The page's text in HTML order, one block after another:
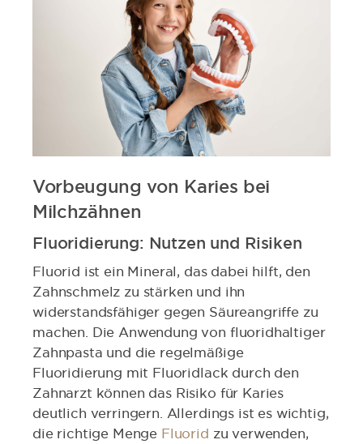
Vorbeugung von Karies bei
Milchzähnen
Fluoridierung: Nutzen und Risiken
Fluorid ist ein Mineral, das dabei hilft, den
Zahnschmelz zu stärken und ihn
widerstandsfähiger gegen Säureangriffe zu
machen. Die Anwendung von fluoridhaltiger
Zahnpasta und die regelmäßige
Fluoridierung mit Fluoridlack durch den
Zahnarzt können das Risiko für Karies
deutlich verringern. Allerdings ist es wichtig,
die richtige Menge Fluorid zu verwenden,